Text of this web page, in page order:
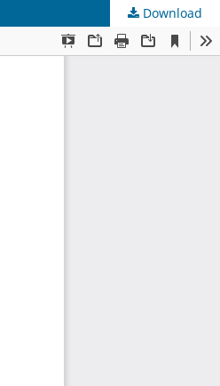
Download